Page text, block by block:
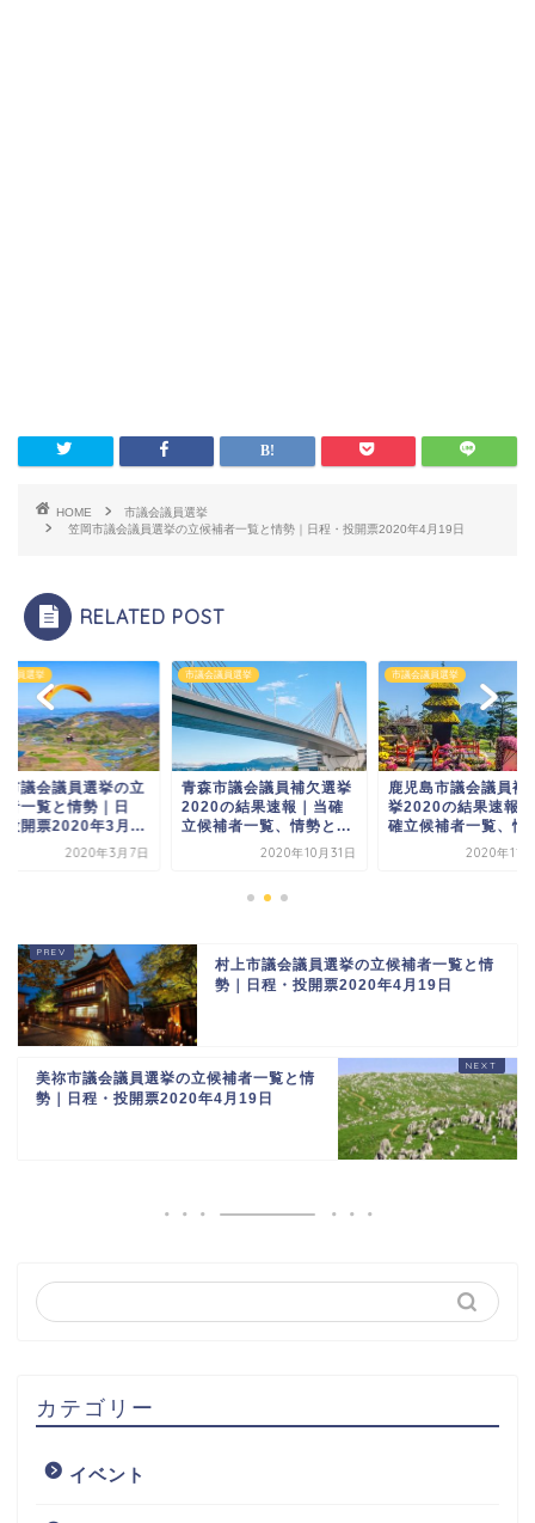
HOME
市議会議員選挙
笠岡市議会議員選挙の立候補者一覧と情勢｜日程・投開票2020年4月19日
RELATED POST
議員選挙
市議会議員選挙の立
者一覧と情勢｜日
投開票2020年3月...
2020年3月7日
市議会議員選挙
青森市議会議員補欠選挙
2020の結果速報｜当確
立候補者一覧、情勢と...
2020年10月31日
市議会議員選挙
鹿児島市議会議員補
挙2020の結果速報
確立候補者一覧、情
2020年11
村上市議会議員選挙の立候補者一覧と情
勢｜日程・投開票2020年4月19日
美祢市議会議員選挙の立候補者一覧と情
勢｜日程・投開票2020年4月19日
カテゴリー
イベント